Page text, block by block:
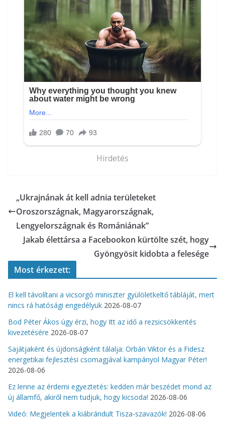
Hirdetés
„Ukrajnának át kell adnia területeket
Oroszországnak, Magyarországnak,
Lengyelországnak és Romániának”
Jakab élettársa a Facebookon kürtölte szét, hogy
Gyöngyösit kidobta a felesége
Most érkezett:
El kell távolítani a vicsorgó miniszter gyülöletkeltő tábláját, mert
nincs rá hatósági engedélyük 2026-08-07
Bod Péter Ákos úgy érzi, hogy Itt az idő a rezsicsökkentés
kivezetésére 2026-08-07
Sajátjaként és újdonságként tálalja: Orbán Viktor és a Fidesz
energetikai fejlesztési csomagjával kampányol Magyar Péter!
2026-08-06
Ez lenne az érdemi egyeztetés: kedden már beszédet mond az
új államfő, akiről nem tudjuk, hogy kicsoda! 2026-08-06
Videó: Megjelentek a kiábrándult Tisza-szavazók! 2026-08-06